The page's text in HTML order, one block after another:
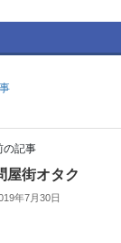
の記事
屋街オタク
年7月30日